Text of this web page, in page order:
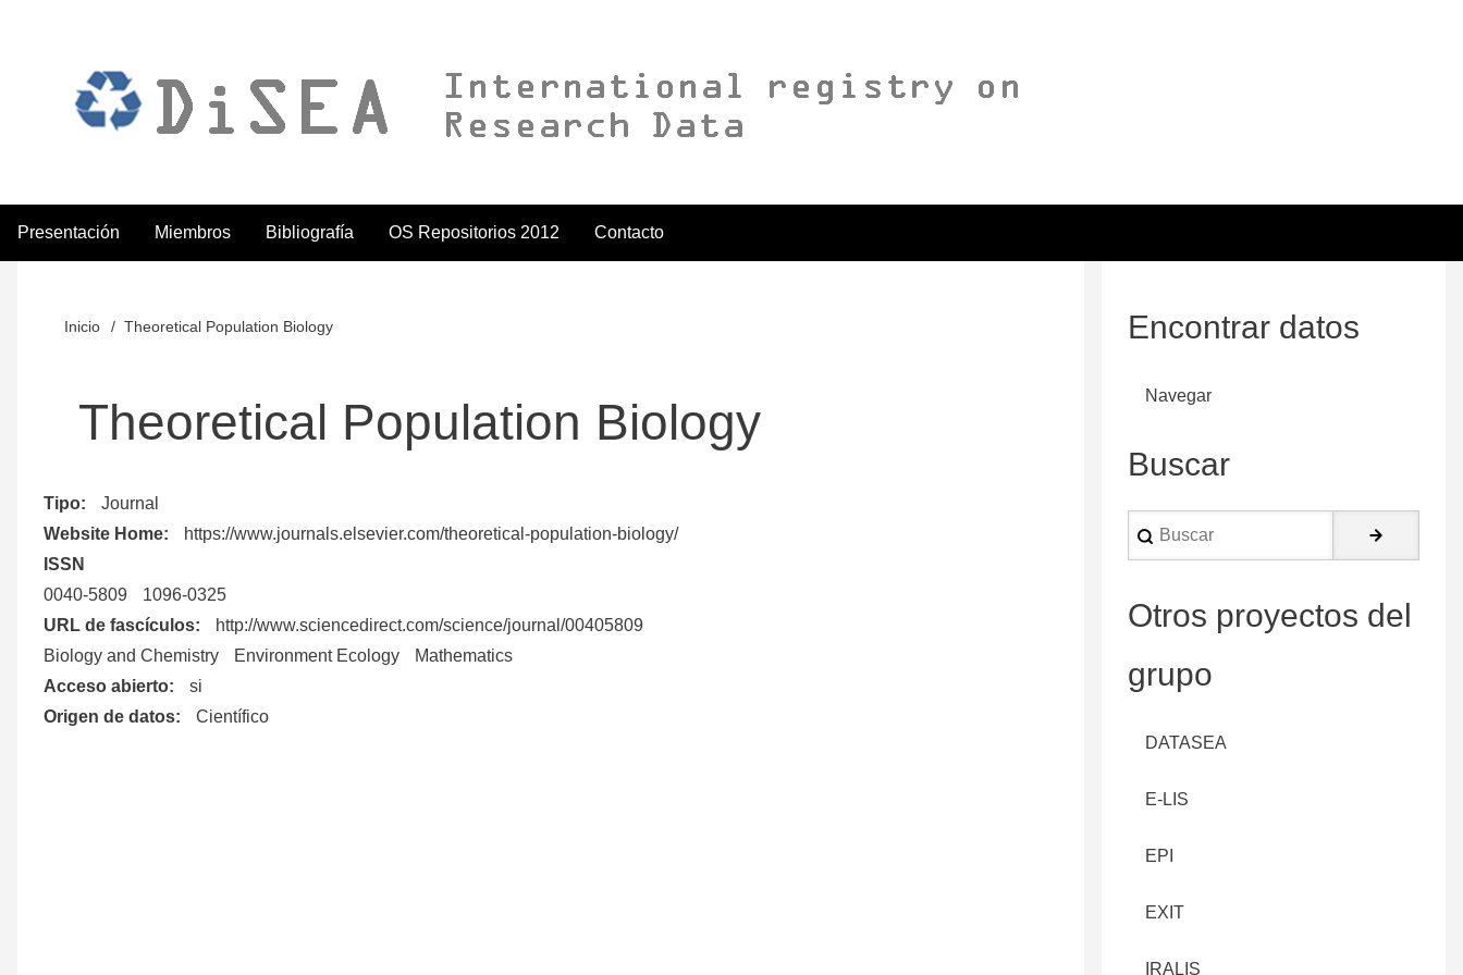
ODiSEA
Presentación Miembros Bibliografía OS Repositorios 2012 Contacto
enlaces
ayuda
a
la
navegación
Inicio Theoretical Population Biology
Theoretical Population Biology
Tipo
Journal
Website Home
https://www.journals.elsevier.com/theoretical-population-biology/
ISSN
0040-5809
1096-0325
URL de fascículos
http://www.sciencedirect.com/science/journal/00405809
Biology and Chemistry
Environment Ecology
Mathematics
Acceso abierto
si
Origen de datos
Científico
Encontrar datos
Navegar
Buscar
Buscar
Otros proyectos del
grupo
DATASEA
E-LIS
EPI
EXIT
IRALIS